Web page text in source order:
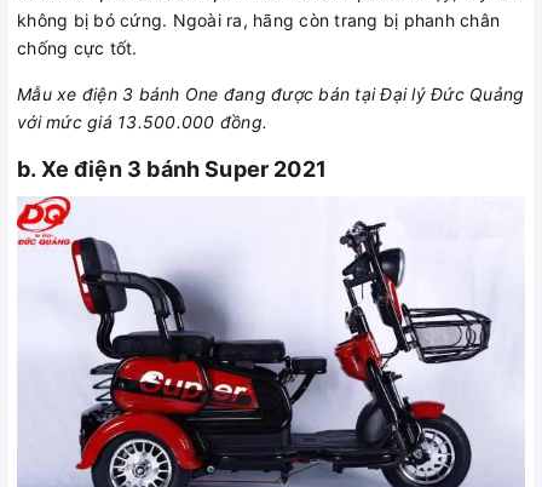
không bị bó cứng. Ngoài ra, hãng còn trang bị phanh chân
chống cực tốt.
Mẫu xe điện 3 bánh One đang được bán tại Đại lý Đức Quảng
với mức giá 13.500.000 đồng.
b. Xe điện 3 bánh Super 2021